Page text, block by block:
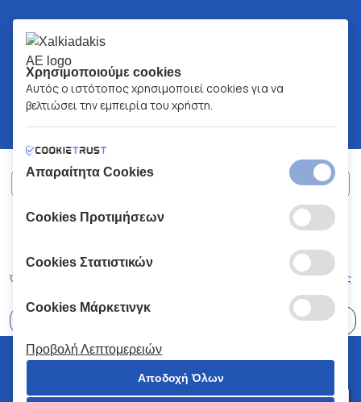
ΧΑΛΚΙΑΔΑΚΗΣ Α.Ε.
Όροι και Προϋποθέσεις Κώδικας Δεοντολογίας
© 2026 Χαλκιαδάκης all rights reserved
Χρησιμοποιούμε cookies
Αυτός ο ιστότοπος χρησιμοποιεί cookies για να
βελτιώσει την εμπειρία του χρήστη.
Απαραίτητα Cookies
Cookies Προτιμήσεων
Cookies Στατιστικών
Cookies Μάρκετινγκ
Προβολή Λεπτομερειών
Αποδοχή Όλων